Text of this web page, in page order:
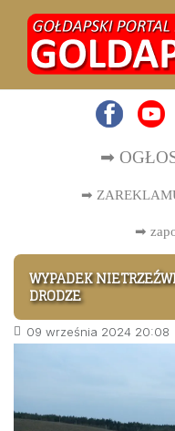
➡
➡
➡
WYPADEK
DRODZE
09 września 2024 20:08